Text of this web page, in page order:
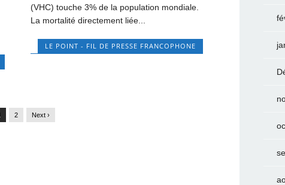
(VHC) touche 3% de la population mondiale.
La mortalité directement liée...
LE POINT - FIL DE PRESSE FRANCOPHONE
2 Next ›